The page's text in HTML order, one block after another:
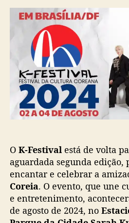
r
d
t
d
b
c
a
ç
O K-Festival está de volta
aguardada segunda edição,
encantar e celebrar a
Coreia. O evento, que une
e entretenimento,
de agosto de 2024, no